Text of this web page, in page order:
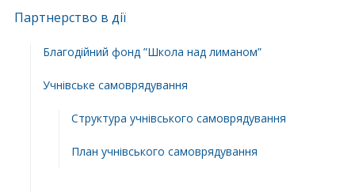
Партнерство в дії
Благодійний фонд ”Школа над лиманом”
Учнівське самоврядування
Структура учнiвського самоврядування
План учнiвського самоврядування